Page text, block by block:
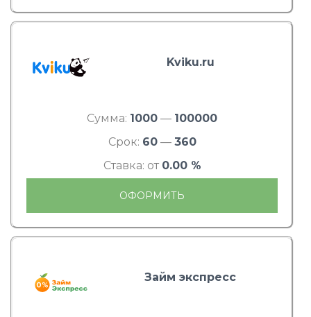
Kviku.ru
Сумма: 1000 — 100000
Срок: 60— 360
Ставка: от 0.00 %
ОФОРМИТЬ
Займ экспресс